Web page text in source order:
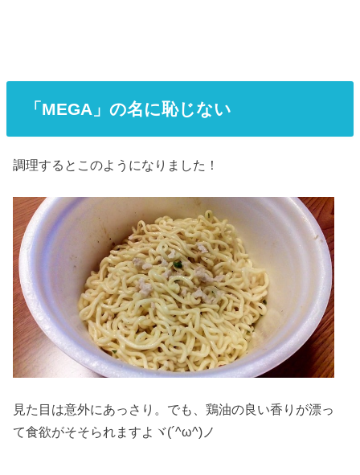
「MEGA」の名に恥じない
調理するとこのようになりました！
見た目は意外にあっさり。でも、鶏油の良い香りが漂っ
て食欲がそそられますよヾ(´^ω^)ノ